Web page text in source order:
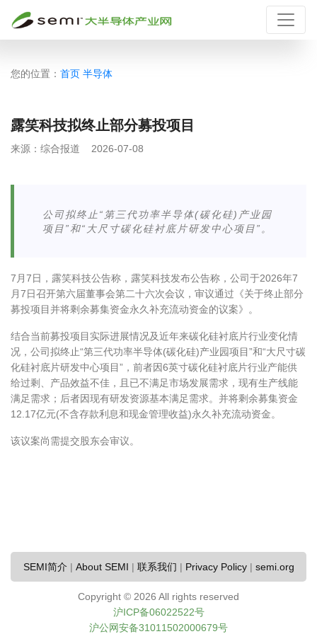
您的位置： 首页 半导体
露笑科技拟终止部分募投项目
来源： 综合报道 2026-07-08
公司拟终止“第三代功率半导体(碳化硅)产业园
项目”和“大尺寸碳化硅衬底片研发中心项目”。
7月7日，露笑科技公告称，露笑科技发布公告称，公司于2026年7
月7日召开第六届董事会第二十六次会议，审议通过《关于终止部分
募投项目并将剩余募集资金永久补充流动资金的议案》。
结合当前募投项目实际进展情况及近年来碳化硅衬底片行业变化情
况，公司拟终止“第三代功率半导体(碳化硅)产业园项目”和“大尺寸碳
化硅衬底片研发中心项目”，前者因6英寸碳化硅衬底片行业产能供
给过剩、产品效益不佳，且已不满足市场发展需求，现有生产线能
满足需求；后者因现有研发资源基本满足需求。并将剩余募集资金
12.17亿元(不含存款利息和现金管理收益)永久补充流动资金。
该议案尚需提交股东会审议。
SEMI简介 | About SEMI | 联系我们 | Privacy Policy| semi.org
Copyright © 2026 All rights reserved
沪ICP备06022522号
沪公网安备31011502000679号